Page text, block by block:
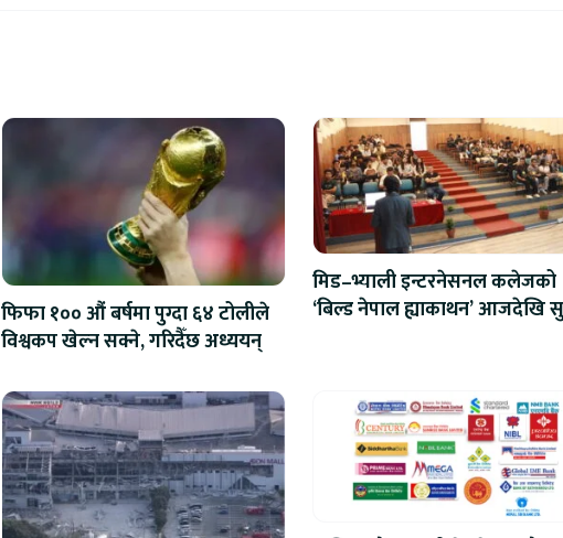
फिफा १०० औं बर्षमा पुग्दा ६४ टोलीले
विश्वकप खेल्न सक्ने, गरिदैँछ अध्ययन्
मिड–भ्याली इन्टरनेसनल कलेजको
‘बिल्ड नेपाल ह्याकाथन’ आजदेखि